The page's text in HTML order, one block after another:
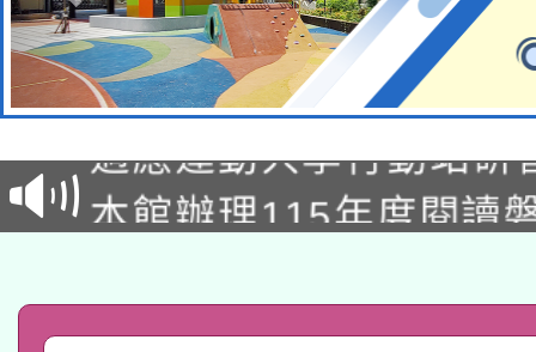
本校115學年度第2次
招)
本館辦理115年度閱讀
礎課程
A3數位素養講師名單